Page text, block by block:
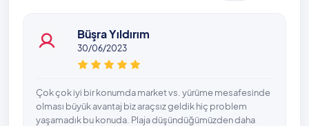
Büşra Yıldırım
30/06/2023
Çok çok iyi bir konumda market vs. yürüme mesafesinde
olması büyük avantaj biz araçsız geldik hiç problem
yaşamadık bu konuda. Plaja düşündüğümüzden daha